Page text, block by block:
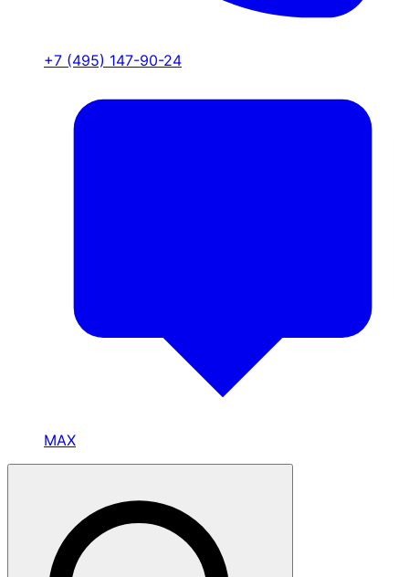
+7 (495) 147-90-24
MAX